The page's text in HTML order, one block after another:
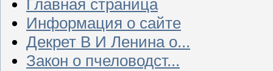
Главная страница
Информация о сайте
Декрет В И Ленина о...
Закон о пчеловодст...